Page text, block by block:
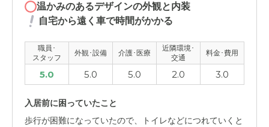
温かみのあるデザインの外観と内装
自宅から遠く車で時間がかかる
職員･
スタッフ
外観･設備 介護･医療
近隣環境･
交通
料金･費用
5.0 5.0 5.0 2.0 3.0
入居前に困っていたこと
歩行が困難になっていたので、トイレなどにつれていくと